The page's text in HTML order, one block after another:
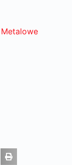
Metalowe